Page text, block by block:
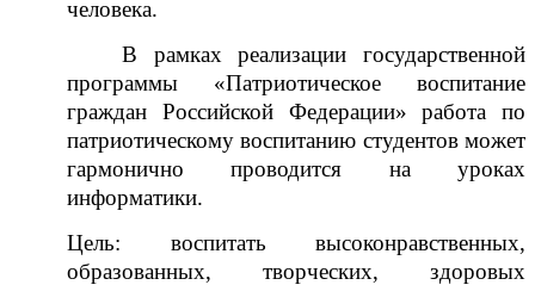
человека.
В рамках реализации государственной
программы «Патриотическое воспитание
граждан Российской Федерации» работа по
патриотическому воспитанию студентов может
гармонично проводится на уроках
информатики.
Цель: воспитать высоконравственных,
образованных, творческих, здоровых